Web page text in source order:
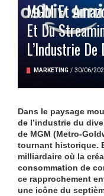
MGM Et
Et Du
L’Industrie
MARKETING / 30/06/
Dans le paysage
de l’industrie du
de MGM (Metro-
tournant historique.
milliardaire où la
consommation de
ce rapprochement
une icône du